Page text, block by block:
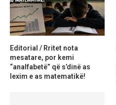
Editorial / Rritet nota
mesatare, por kemi
“analfabetë” që s’dinë as
lexim e as matematikë!